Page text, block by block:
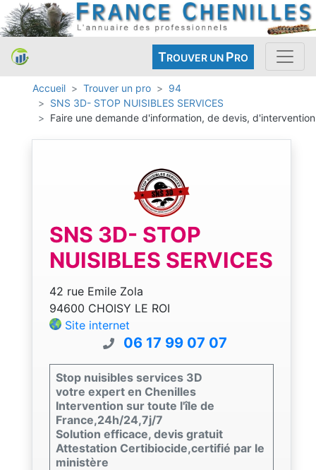
TROUVER UN PRO
Accueil Trouver un pro
94
SNS 3D- STOP NUISIBLES SERVICES
Faire une demande d'information, de devis, d'intervention
SNS 3D- STOP
NUISIBLES SERVICES
42 rue Emile Zola
94600 CHOISY LE ROI
Site internet
06 17 99 07 07
Stop nuisibles services 3D
votre expert en Chenilles
Intervention sur toute l'île de
France,24h/24,7j/7
Solution efficace, devis gratuit
Attestation Certibiocide,certifié par le
ministère